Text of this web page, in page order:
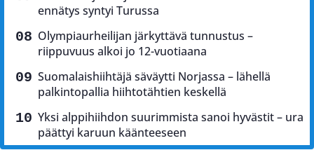
ennätys syntyi Turussa
Olympiaurheilijan järkyttävä tunnustus –
riippuvuus alkoi jo 12-vuotiaana
Suomalaishiihtäjä säväytti Norjassa – lähellä
palkintopallia hiihtotähtien keskellä
Yksi alppihiihdon suurimmista sanoi hyvästit – ura
päättyi karuun käänteeseen